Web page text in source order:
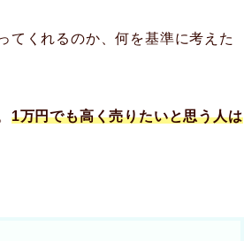
てくれるのか、何を基準に考えた
1万円でも高く売りたいと思う人は